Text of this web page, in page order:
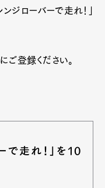
ジローバーで走れ！」
登録ください。
で走れ！」を10